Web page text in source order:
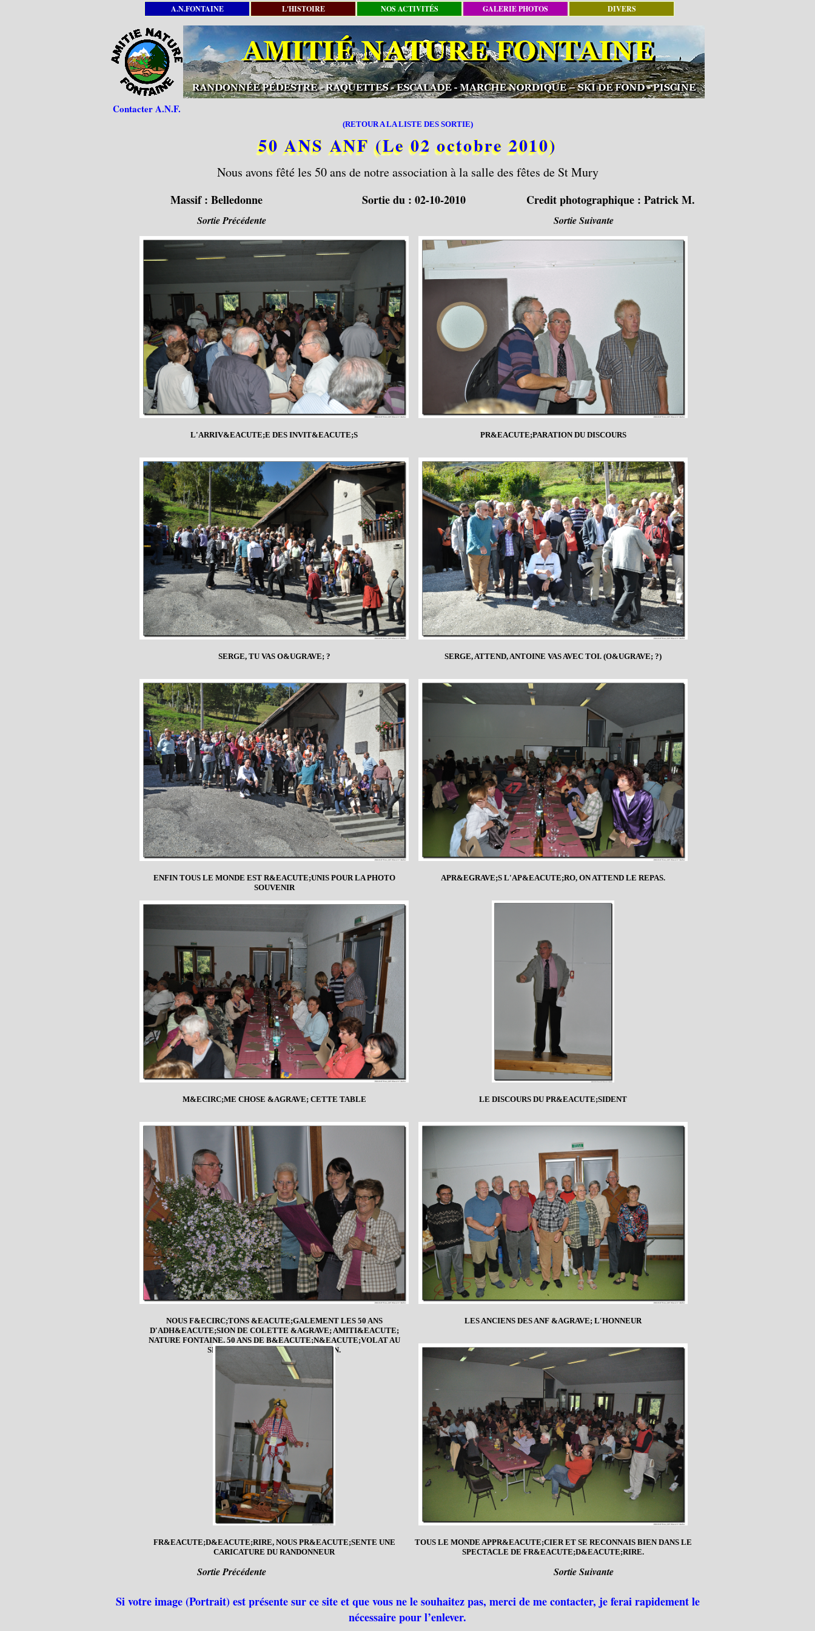
A.N.FONTAINE L'HISTOIRE NOS ACTIVITÉS GALERIE PHOTOS DIVERS
Contacter A.N.F.
(RETOUR A LA LISTE DES SORTIE)
50 ANS ANF (Le 02 octobre 2010)
Nous avons fêté les 50 ans de notre association à la salle des fêtes de St Mury
Massif : Belledonne Sortie du : 02-10-2010 Credit photographique : Patrick M.
Sortie Précédente Sortie Suivante
L'ARRIV&EACUTE;E DES INVIT&EACUTE;S PR&EACUTE;PARATION DU DISCOURS
SERGE, TU VAS O&UGRAVE; ? SERGE, ATTEND, ANTOINE VAS AVEC TOI. (O&UGRAVE; ?)
ENFIN TOUS LE MONDE EST R&EACUTE;UNIS POUR LA PHOTO
SOUVENIR
APR&EGRAVE;S L'AP&EACUTE;RO, ON ATTEND LE REPAS.
M&ECIRC;ME CHOSE &AGRAVE; CETTE TABLE LE DISCOURS DU PR&EACUTE;SIDENT
NOUS F&ECIRC;TONS &EACUTE;GALEMENT LES 50 ANS
D'ADH&EACUTE;SION DE COLETTE &AGRAVE; AMITI&EACUTE;
NATURE FONTAINE. 50 ANS DE B&EACUTE;N&EACUTE;VOLAT AU
SERVICE DE NOTRE ASSOCIATION.
LES ANCIENS DES ANF &AGRAVE; L'HONNEUR
FR&EACUTE;D&EACUTE;RIRE, NOUS PR&EACUTE;SENTE UNE
CARICATURE DU RANDONNEUR
TOUS LE MONDE APPR&EACUTE;CIER ET SE RECONNAIS BIEN DANS LE
SPECTACLE DE FR&EACUTE;D&EACUTE;RIRE.
Sortie Précédente Sortie Suivante
Si votre image (Portrait) est présente sur ce site et que vous ne le souhaitez pas, merci de me contacter, je ferai rapidement le
nécessaire pour l’enlever.